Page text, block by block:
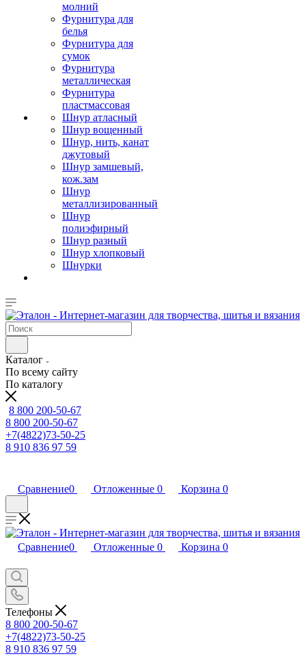
молний
Фурнитура для
белья
Фурнитура для
сумок
Фурнитура
металлическая
Фурнитура
пластмассовая
Шнур атласный
Шнур вощенный
Шнур, нить, канат
джутовый
Шнур замшевый,
кож.зам
Шнур
металлизированный
Шнур
полиэфирный
Шнур разный
Шнур хлопковый
Шнурки
Каталог
По всему сайту
По каталогу
8 800 200-50-67
8 800 200-50-67
+7(4822)73-50-25
8 910 836 97 59
Сравнение0 Отложенные 0 Корзина 0
Сравнение0 Отложенные 0 Корзина 0
Телефоны
8 800 200-50-67
+7(4822)73-50-25
8 910 836 97 59